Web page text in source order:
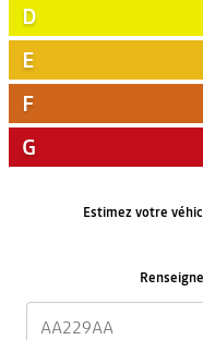
D
E
F
G
Estimez votre